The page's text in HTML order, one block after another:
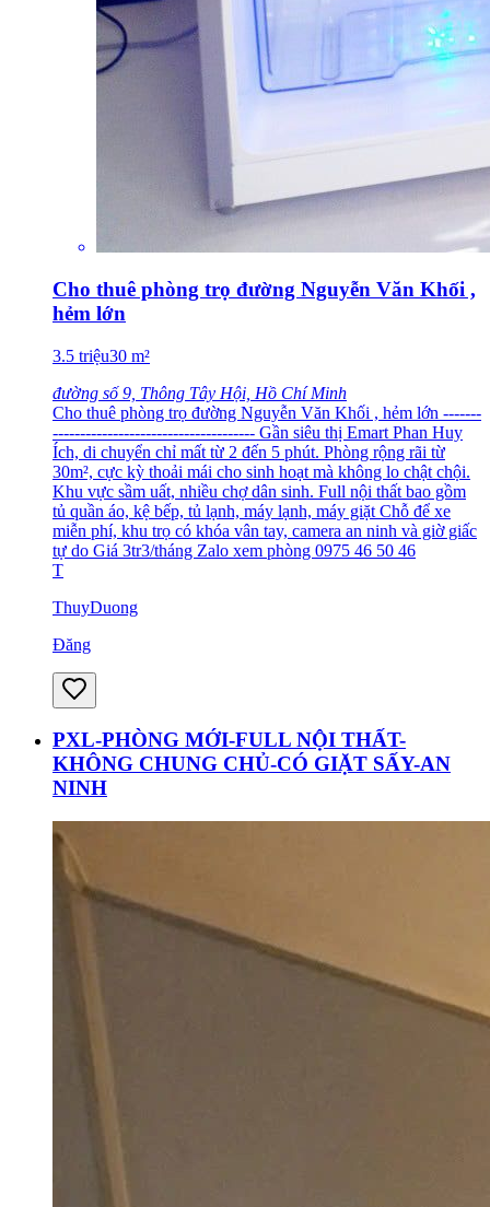
Cho thuê phòng trọ đường Nguyễn Văn Khối ,
hẻm lớn
3.5 triệu30 m²
đường số 9, Thông Tây Hội, Hồ Chí Minh
Cho thuê phòng trọ đường Nguyễn Văn Khối , hẻm lớn -------
------------------------------------- Gần siêu thị Emart Phan Huy
Ích, di chuyển chỉ mất từ 2 đến 5 phút. Phòng rộng rãi từ
30m², cực kỳ thoải mái cho sinh hoạt mà không lo chật chội.
Khu vực sầm uất, nhiều chợ dân sinh. Full nội thất bao gồm
tủ quần áo, kệ bếp, tủ lạnh, máy lạnh, máy giặt Chỗ để xe
miễn phí, khu trọ có khóa vân tay, camera an ninh và giờ giấc
tự do Giá 3tr3/tháng Zalo xem phòng 0975 46 50 46
T
ThuyDuong
Đăng
PXL-PHÒNG MỚI-FULL NỘI THẤT-
KHÔNG CHUNG CHỦ-CÓ GIẶT SẤY-AN
NINH